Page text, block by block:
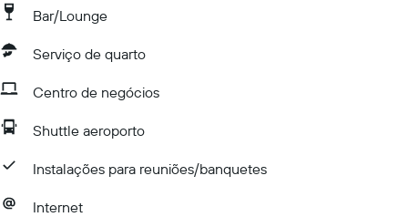
Bar/Lounge
Serviço de quarto
Centro de negócios
Shuttle aeroporto
Instalações para reuniões/banquetes
Internet